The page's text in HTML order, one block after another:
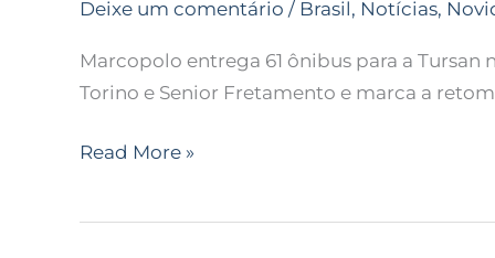
Deixe um comentário / Brasil, Notícias,
Marcopolo entrega 61 ônibus para a
Torino e Senior Fretamento e marca a
Read More »